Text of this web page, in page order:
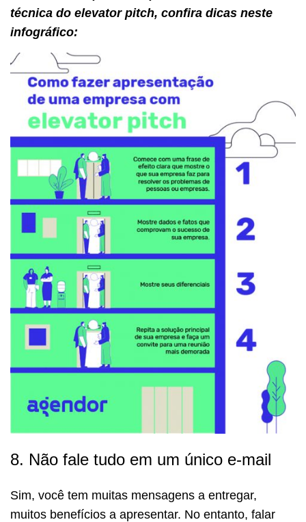
técnica do elevator pitch, confira dicas neste
infográfico:
8. Não fale tudo em um único e-mail
Sim, você tem muitas mensagens a entregar,
muitos benefícios a apresentar. No entanto, falar